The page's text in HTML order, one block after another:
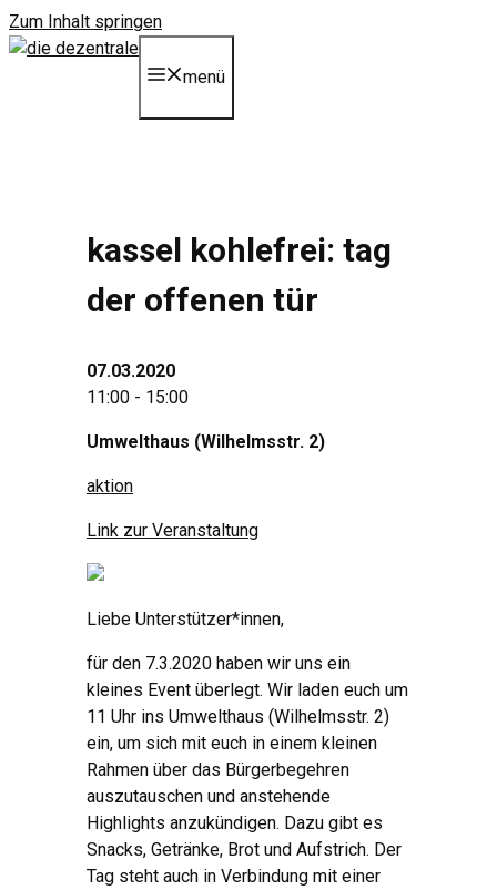
Zum Inhalt springen
menü
kassel kohlefrei: tag
der offenen tür
07.03.2020
11:00 - 15:00
Umwelthaus (Wilhelmsstr. 2)
aktion
Link zur Veranstaltung
Liebe Unterstützer*innen,
für den 7.3.2020 haben wir uns ein
kleines Event überlegt. Wir laden euch um
11 Uhr ins Umwelthaus (Wilhelmsstr. 2)
ein, um sich mit euch in einem kleinen
Rahmen über das Bürgerbegehren
auszutauschen und anstehende
Highlights anzukündigen. Dazu gibt es
Snacks, Getränke, Brot und Aufstrich. Der
Tag steht auch in Verbindung mit einer